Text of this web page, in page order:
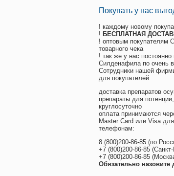
Покупать у нас
! каждому новому
! БЕСПЛАТНАЯ
! оптовым покупателям
товарного чека
! так же у нас
Силденафила по очень
Cотрудники нашей
для покупателей
доставка препаратов
препараты для
круглосуточно
оплата принимаются
Master Card или Visa
телефонам:
8 (800)200-86-85 (по
+7 (800)200-86-85 (
+7 (800)200-86-85 (
Обязательно